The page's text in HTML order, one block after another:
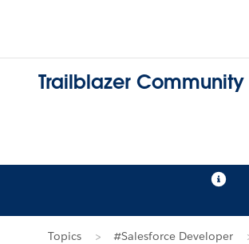
Trailblazer Community
Topics #Salesforce Developer